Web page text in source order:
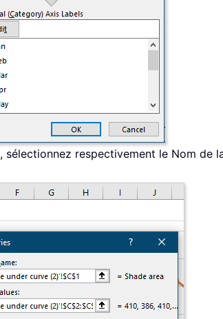
, sélectionnez respectivement le Nom de